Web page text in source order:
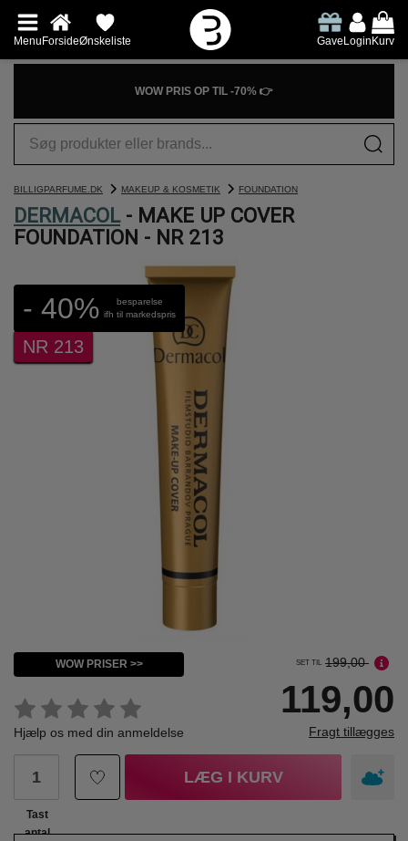
MenuForsideØnskeliste GaveLoginKurv
WOW PRIS OP TIL -70% 👉
BILLIGPARFUME.DK MAKEUP & KOSMETIK FOUNDATION
DERMACOL- MAKE UP COVER
FOUNDATION - NR 213
- 40%
besparelse
ifh til markedspris
NR 213
WOW PRISER >>
Hjælp os med din anmeldelse
SET TIL 199,00
119,00
Fragt tillægges
Tast
antal
LÆG I KURV